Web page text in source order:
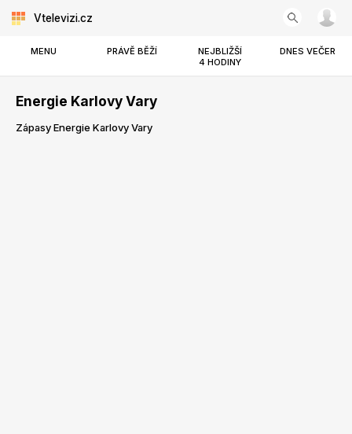
Vtelevizi.cz
MENU PRÁVĚ BĚŽÍ
NEJBLIŽŠÍ
4 HODINY
DNES VEČER
Energie Karlovy Vary
Zápasy Energie Karlovy Vary